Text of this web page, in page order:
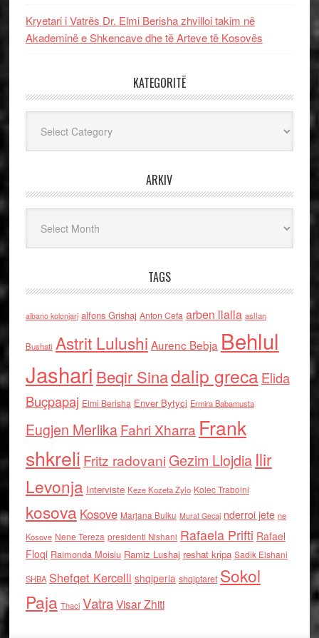
Kryetari i Vatrës Dr. Elmi Berisha zhvilloi takim në
Akademinë e Shkencave dhe të Arteve të Kosovës
KATEGORITË
ARKIV
TAGS
albano kolonjari alfons Grishaj Anton Cefa arben llalla asllan
Bushati Astrit Lulushi Aurenc Bebja Behlul
Jashari Beqir Sinadalip grecaElida
Buçpapaj Elmi Berisha Enver Bytyci Ermira Babamusta
Eugjen MerlikaFahri Xharra Frank
shkreli Fritz radovaniGezim Llojdia Ilir
Levonja Interviste Keze Kozeta Zylo Kolec Traboini
kosova Kosove Marjana Bulku Murat Gecaj nderroi jete ne
Kosove Nene Tereza presidenti Nishani Rafaela Prifti Rafael
Floqi Raimonda Moisiu Ramiz Lushaj reshat kripa Sadik Elshani
SHBA Shefqet Kercelli shqiperia shqiptaret Sokol
Paja Thaci VatraVisar Zhiti